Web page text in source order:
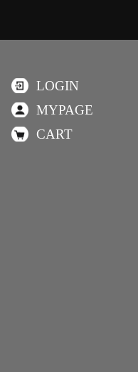
LOGIN
MYPAGE
CART